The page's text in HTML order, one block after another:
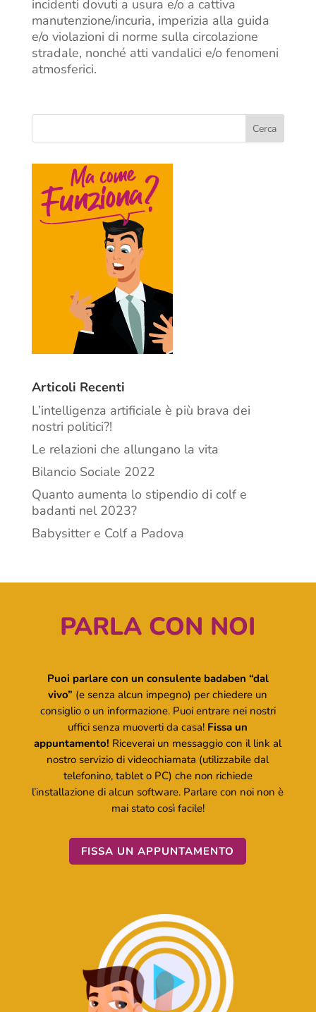
incidenti dovuti a usura e/o a cattiva
manutenzione/incuria, imperizia alla guida
e/o violazioni di norme sulla circolazione
stradale, nonché atti vandalici e/o fenomeni
atmosferici.
Articoli Recenti
L’intelligenza artificiale è più brava dei
nostri politici?!
Le relazioni che allungano la vita
Bilancio Sociale 2022
Quanto aumenta lo stipendio di colf e
badanti nel 2023?
Babysitter e Colf a Padova
PARLA CON NOI
Puoi parlare con un consulente badaben “dal
vivo” (e senza alcun impegno) per chiedere un
consiglio o un informazione. Puoi entrare nei nostri
uffici senza muoverti da casa! Fissa un
appuntamento! Riceverai un messaggio con il link al
nostro servizio di videochiamata (utilizzabile dal
telefonino, tablet o PC) che non richiede
l’installazione di alcun software. Parlare con noi non è
mai stato così facile!
FISSA UN APPUNTAMENTO